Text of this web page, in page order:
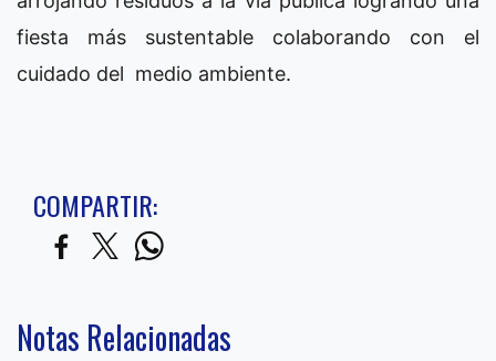
fiesta más sustentable colaborando con el
cuidado del medio ambiente.
COMPARTIR:
Notas Relacionadas